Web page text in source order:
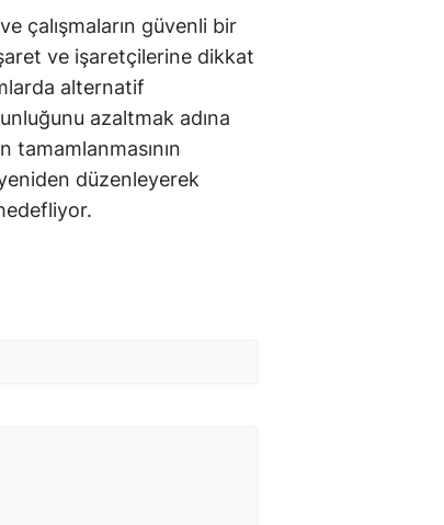
çalışmaların güvenli bir
ve işaretçilerine dikkat
alternatif
azaltmak adına
tamamlanmasının
düzenleyerek